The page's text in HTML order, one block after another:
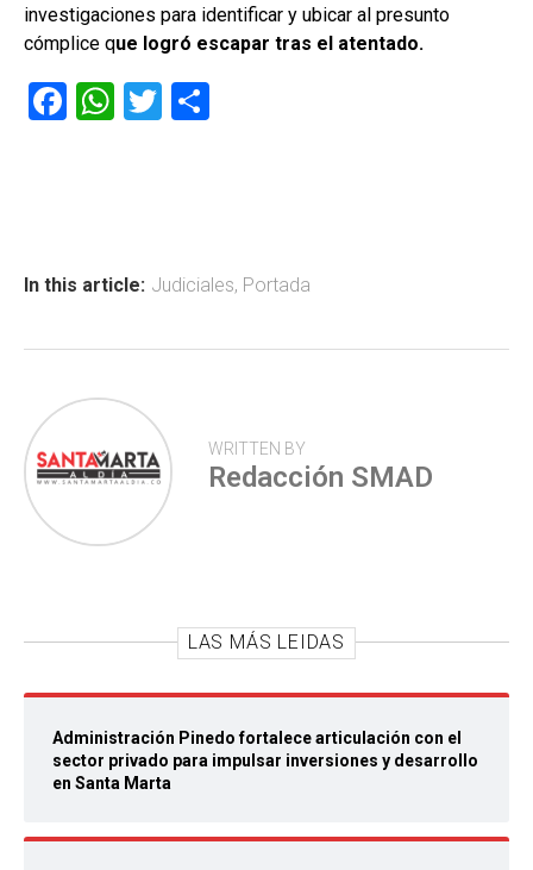
investigaciones para identificar y ubicar al presunto
cómplice que logró escapar tras el atentado.
F
ok
W
p
T
tir
In this article: Judiciales, Portada
WRITTEN BY
Redacción SMAD
LAS MÁS LEIDAS
Administración Pinedo fortalece articulación con el
sector privado para impulsar inversiones y desarrollo
en Santa Marta